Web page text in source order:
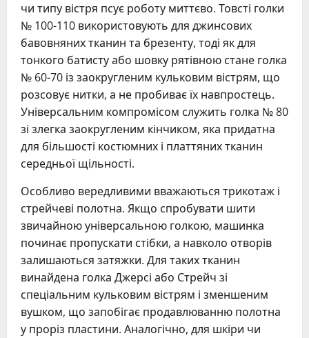
чи типу вістря псує роботу миттєво. Товсті голки
№ 100-110 використовують для джинсових
бавовняних тканин та брезенту, тоді як для
тонкого батисту або шовку рятівною стане голка
№ 60-70 із заокругленим кульковим вістрям, що
розсовує нитки, а не пробиває їх навпростець.
Універсальним компромісом служить голка № 80
зі злегка заокругленим кінчиком, яка придатна
для більшості костюмних і платтяних тканин
середньої щільності.
Особливо вередливими вважаються трикотаж і
стрейчеві полотна. Якщо спробувати шити
звичайною універсальною голкою, машинка
починає пропускати стібки, а навколо отворів
залишаються затяжки. Для таких тканин
винайдена голка Джерсі або Стрейч зі
спеціальним кульковим вістрям і зменшеним
вушком, що запобігає продавлюванню полотна
у проріз пластини. Аналогічно, для шкіри чи